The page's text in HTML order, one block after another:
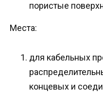
пористые
Места:
для кабельных
концевых и